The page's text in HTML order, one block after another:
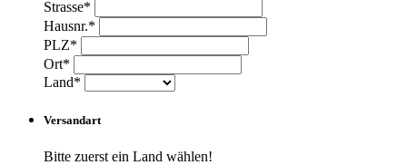
Strasse*
Hausnr.*
PLZ*
Ort*
Land*
Versandart
Bitte zuerst ein Land wählen!